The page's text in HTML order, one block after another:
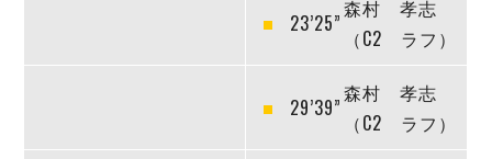
23’25”
森村 孝志
（C2 ラフ）
29’39”
森村 孝志
（C2 ラフ）